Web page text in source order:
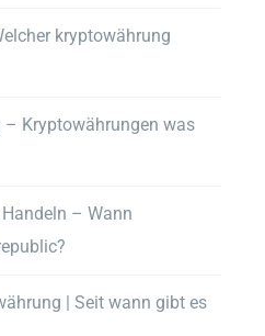
kryptowährung
Kryptowährungen was
– Wann
| Seit wann gibt es